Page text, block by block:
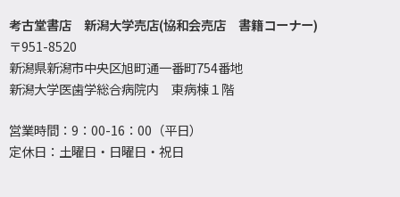
考古堂書店 新潟大学売店(協和会売店 書籍コーナー)
〒951-8520
新潟県新潟市中央区旭町通一番町754番地
新潟大学医歯学総合病院内 東病棟１階
営業時間：9：00-16：00（平日）
定休日：土曜日・日曜日・祝日